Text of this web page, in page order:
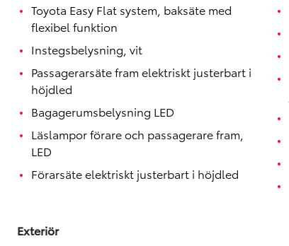
Toyota Easy Flat system, baksäte med
flexibel funktion
Instegsbelysning, vit
Passagerarsäte fram elektriskt justerbart i
höjdled
Bagagerumsbelysning LED
Läslampor förare och passagerare fram,
LED
Förarsäte elektriskt justerbart i höjdled
Exteriör